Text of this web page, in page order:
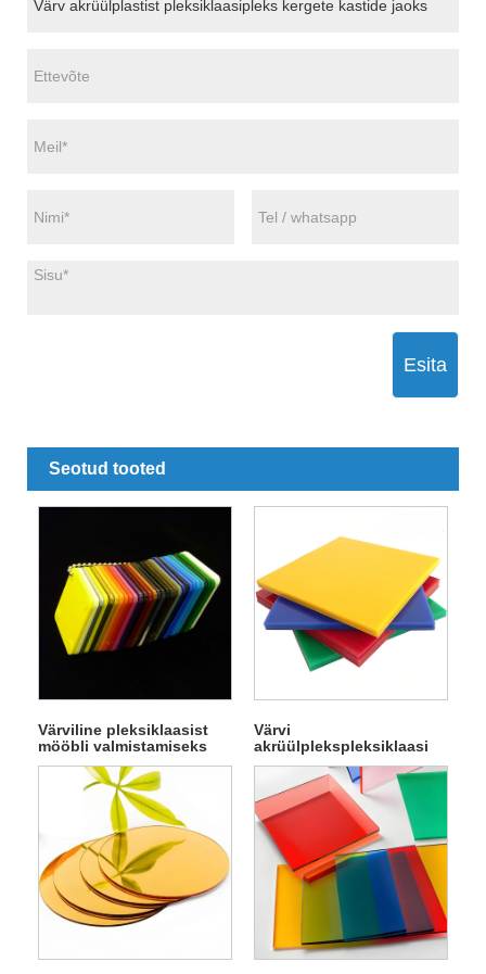
Esita
Seotud tooted
Värviline pleksiklaasist
mööbli valmistamiseks
mõeldud leht
Värvi
akrüülplekspleksiklaasi
leht